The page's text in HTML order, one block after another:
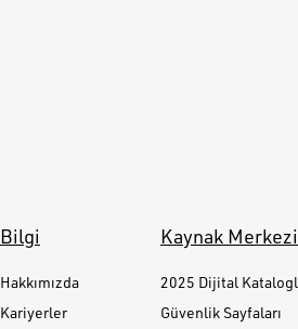
Bilgi
Hakkımızda
Kariyerler
Kaynak Merkezi
2025 Dijital
Güvenlik Sayfaları